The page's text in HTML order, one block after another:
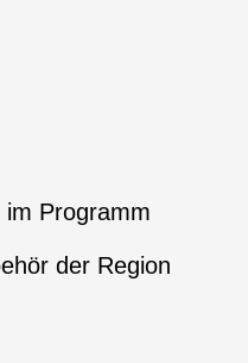
im Programm
der Region